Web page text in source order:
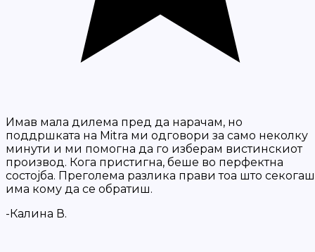
Имав мала дилема пред да нарачам, но
поддршката на Mitra ми одговори за само неколку
минути и ми помогна да го изберам вистинскиот
производ. Кога пристигна, беше во перфектна
состојба. Преголема разлика прави тоа што секогаш
има кому да се обратиш.
-Калина В.